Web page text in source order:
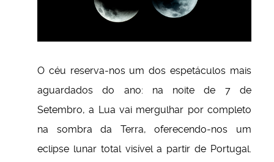
O céu reserva-nos um dos espetáculos mais
aguardados do ano: na noite de 7 de
Setembro, a Lua vai mergulhar por completo
na sombra da Terra, oferecendo-nos um
eclipse lunar total visível a partir de Portugal.